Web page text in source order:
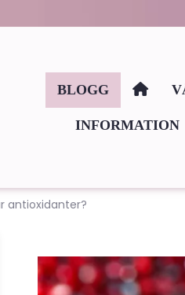
BLOGG
INFORMATION
antioxidanter?